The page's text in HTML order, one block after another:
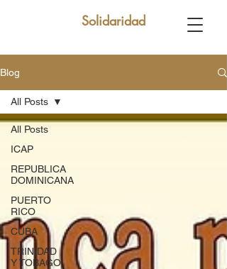
Solidaridad
Blog
All Posts
ICAP
REPUBLICA
DOMINICANA
PUERTO
RICO
CUBA
TRINIDAD
Y TOBAGO
All Posts